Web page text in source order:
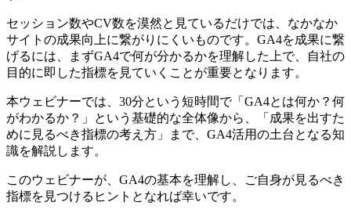
セッション数やCV数を漠然と見ているだけでは、なかなか
サイトの成果向上に繋がりにくいものです。GA4を成果に繋
げるには、まずGA4で何が分かるかを理解した上で、自社の
目的に即した指標を見ていくことが重要となります。
本ウェビナーでは、30分という短時間で「GA4とは何か？何
がわかるか？」という基礎的な全体像から、「成果を出すた
めに見るべき指標の考え方」まで、GA4活用の土台となる知
識を解説します。
このウェビナーが、GA4の基本を理解し、ご自身が見るべき
指標を見つけるヒントとなれば幸いです。